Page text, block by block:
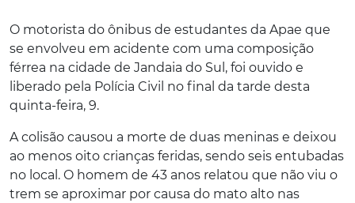
O motorista do ônibus de estudantes da Apae que
se envolveu em acidente com uma composição
férrea na cidade de Jandaia do Sul, foi ouvido e
liberado pela Polícia Civil no final da tarde desta
quinta-feira, 9.
A colisão causou a morte de duas meninas e deixou
ao menos oito crianças feridas, sendo seis entubadas
no local. O homem de 43 anos relatou que não viu o
trem se aproximar por causa do mato alto nas